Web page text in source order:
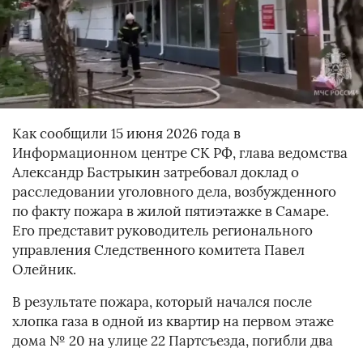
Как сообщили 15 июня 2026 года в
Информационном центре СК РФ, глава ведомства
Александр Бастрыкин затребовал доклад о
расследовании уголовного дела, возбужденного
по факту пожара в жилой пятиэтажке в Самаре.
Его представит руководитель регионального
управления Следственного комитета Павел
Олейник.
В результате пожара, который начался после
хлопка газа в одной из квартир на первом этаже
дома № 20 на улице 22 Партсъезда, погибли два